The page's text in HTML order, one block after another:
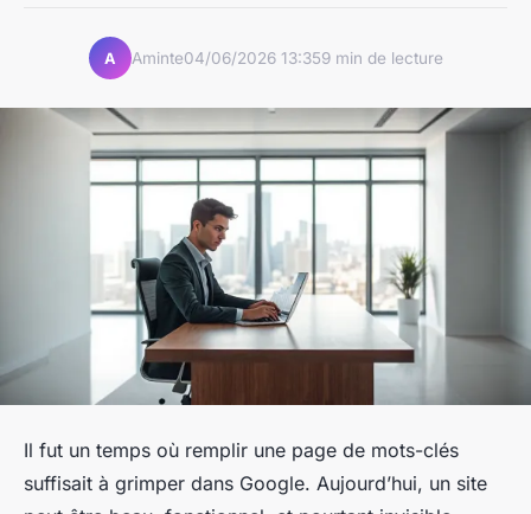
A Aminte04/06/2026 13:359 min de lecture
Il fut un temps où remplir une page de mots-clés
suffisait à grimper dans Google. Aujourd’hui, un site